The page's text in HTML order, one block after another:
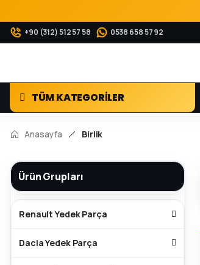
+90 (312) 512 57 58 0538 658 57 92
TÜM KATEGORİLER
Anasayfa Birlik
Ürün Grupları
Renault Yedek Parça
Dacia Yedek Parça